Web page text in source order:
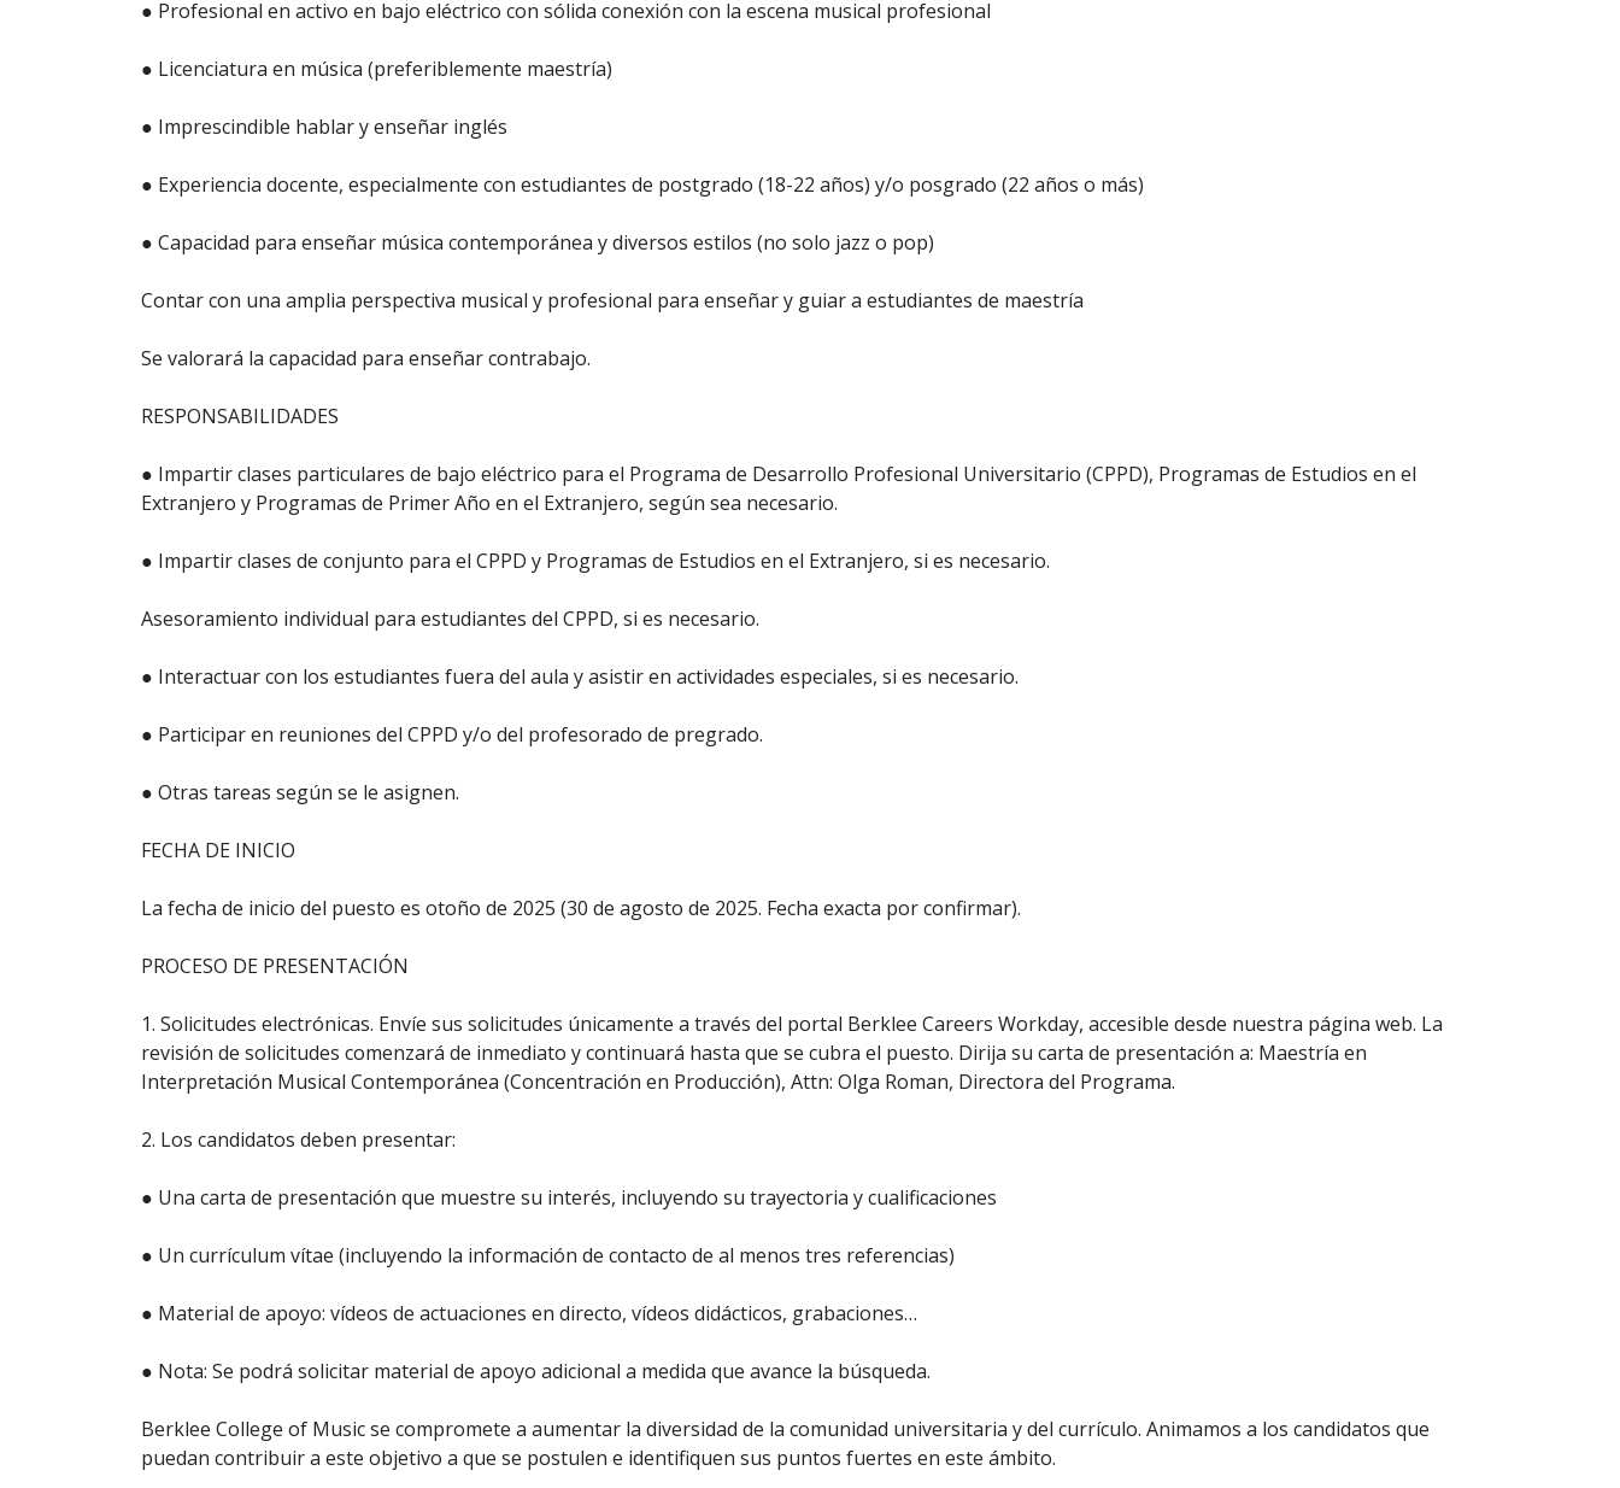
● Profesional en activo en bajo eléctrico con sólida conexión con la escena musical profesional
● Licenciatura en música (preferiblemente maestría)
● Imprescindible hablar y enseñar inglés
● Experiencia docente, especialmente con estudiantes de postgrado (18-22 años) y/o posgrado (22 años o más)
● Capacidad para enseñar música contemporánea y diversos estilos (no solo jazz o pop)
Contar con una amplia perspectiva musical y profesional para enseñar y guiar a estudiantes de maestría
Se valorará la capacidad para enseñar contrabajo.
RESPONSABILIDADES
● Impartir clases particulares de bajo eléctrico para el Programa de Desarrollo Profesional Universitario (CPPD), Programas de Estudios en el
Extranjero y Programas de Primer Año en el Extranjero, según sea necesario.
● Impartir clases de conjunto para el CPPD y Programas de Estudios en el Extranjero, si es necesario.
Asesoramiento individual para estudiantes del CPPD, si es necesario.
● Interactuar con los estudiantes fuera del aula y asistir en actividades especiales, si es necesario.
● Participar en reuniones del CPPD y/o del profesorado de pregrado.
● Otras tareas según se le asignen.
FECHA DE INICIO
La fecha de inicio del puesto es otoño de 2025 (30 de agosto de 2025. Fecha exacta por confirmar).
PROCESO DE PRESENTACIÓN
1. Solicitudes electrónicas. Envíe sus solicitudes únicamente a través del portal Berklee Careers Workday, accesible desde nuestra página web. La
revisión de solicitudes comenzará de inmediato y continuará hasta que se cubra el puesto. Dirija su carta de presentación a: Maestría en
Interpretación Musical Contemporánea (Concentración en Producción), Attn: Olga Roman, Directora del Programa.
2. Los candidatos deben presentar:
● Una carta de presentación que muestre su interés, incluyendo su trayectoria y cualificaciones
● Un currículum vítae (incluyendo la información de contacto de al menos tres referencias)
● Material de apoyo: vídeos de actuaciones en directo, vídeos didácticos, grabaciones…
● Nota: Se podrá solicitar material de apoyo adicional a medida que avance la búsqueda.
Berklee College of Music se compromete a aumentar la diversidad de la comunidad universitaria y del currículo. Animamos a los candidatos que
puedan contribuir a este objetivo a que se postulen e identifiquen sus puntos fuertes en este ámbito.